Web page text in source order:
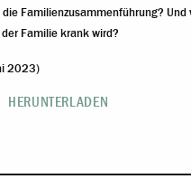
die Familienzusammenführung? Und
Familie krank wird?
2023)
HERUNTERLADEN